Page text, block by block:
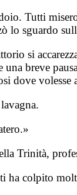
Tutti
lo sguardo
si
breve
dove volesse
Trinità,
ha colpito